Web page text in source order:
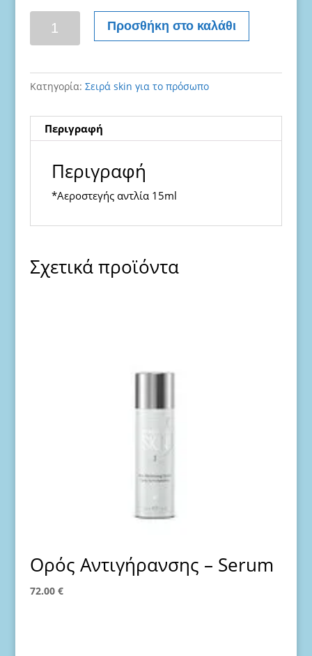
Κρέμα
ποσότητα
Προσθήκη στο καλάθι
Κατηγορία: Σειρά skin για το πρόσωπο
Περιγραφή
Περιγραφή
*Αεροστεγής αντλία 15ml
Σχετικά προϊόντα
Ορός Αντιγήρανσης – Serum
72.00 €